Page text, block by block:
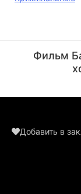
(West)
Фильм
Добавить в